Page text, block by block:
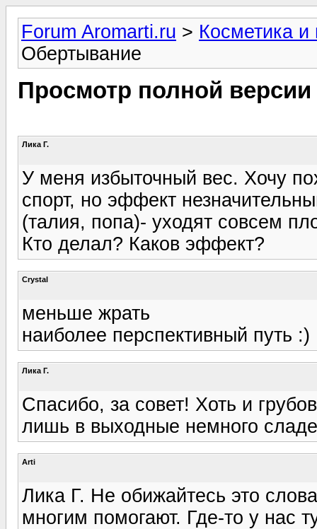
Forum Aromarti.ru > Косметика
Обертывание
Просмотр полной
Лика Г.
У меня избыточный вес. Хочу
спорт, но эффект
(талия, попа)- уходят совсем
Кто делал? Каков эффект?
Crystal
меньше жрать
наиболее перспективный путь :)
Лика Г.
Спасибо, за совет! Хоть и
лишь в выходные немного
Arti
Лика Г. Не обижайтесь это
многим помогают. Где-то у нас